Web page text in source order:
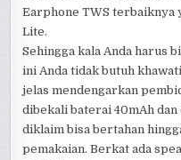
Earphone TWS
Lite.
Sehingga kala Anda harus
ini Anda tidak butuh
jelas mendengarkan
dibekali baterai 40mAh
diklaim bisa bertahan
pemakaian. Berkat ada